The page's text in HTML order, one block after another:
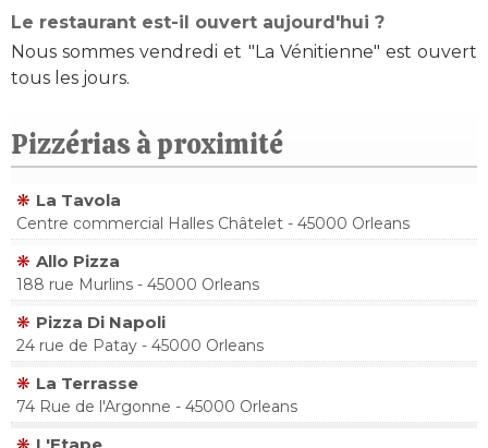
Le restaurant est-il ouvert aujourd'hui ?
Nous sommes vendredi et "La Vénitienne" est ouvert
tous les jours.
Pizzérias à proximité
La Tavola
Centre commercial Halles Châtelet - 45000 Orleans
Allo Pizza
188 rue Murlins - 45000 Orleans
Pizza Di Napoli
24 rue de Patay - 45000 Orleans
La Terrasse
74 Rue de l'Argonne - 45000 Orleans